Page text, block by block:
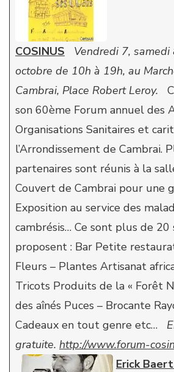
COSINUS
Vendredi 7,
octobre de 10h à 19h, au
Cambrai, Place Robert Leroy.
son 60ème Forum annuel des
Organisations Sanitaires et
l’Arrondissement de Cambrai.
partenaires sont réunis à la
Couvert de Cambrai pour une
Exposition au service des
cambrésis… Ce sont plus de 20
proposent : Bar Petite
Fleurs – Plantes Artisanat
Tricots Produits de la « Forêt
des aînés Puces – Brocante
Cadeaux en tout genre etc…
gratuite. http://www.forum-
Erick